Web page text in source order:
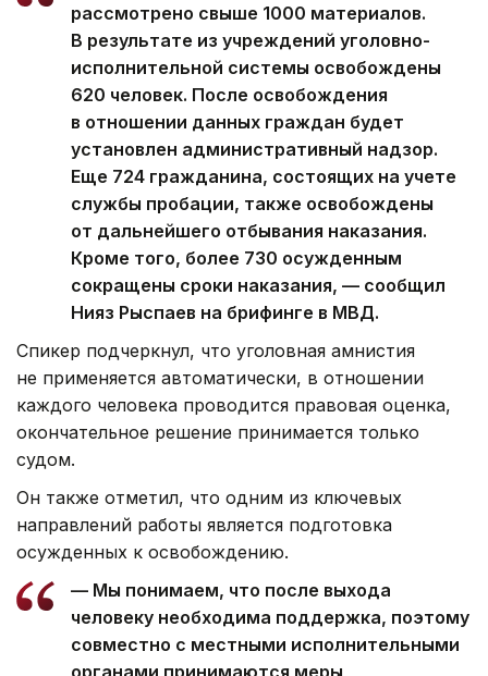
рассмотрено свыше 1000 материалов.
В результате из учреждений уголовно-
исполнительной системы освобождены
620 человек. После освобождения
в отношении данных граждан будет
установлен административный надзор.
Еще 724 гражданина, состоящих на учете
службы пробации, также освобождены
от дальнейшего отбывания наказания.
Кроме того, более 730 осужденным
сокращены сроки наказания, — сообщил
Нияз Рыспаев на брифинге в МВД.
Спикер подчеркнул, что уголовная амнистия
не применяется автоматически, в отношении
каждого человека проводится правовая оценка,
окончательное решение принимается только
судом.
Он также отметил, что одним из ключевых
направлений работы является подготовка
осужденных к освобождению.
— Мы понимаем, что после выхода
человеку необходима поддержка, поэтому
совместно с местными исполнительными
органами принимаются меры